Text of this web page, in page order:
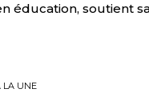
éducation, soutient
LA UNE